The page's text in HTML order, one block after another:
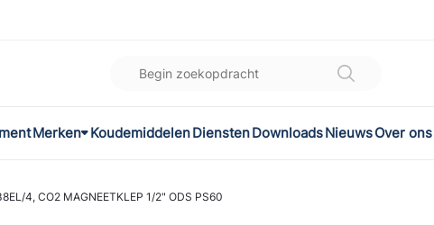
Merken
KoudemiddelenDienstenDownloadsNieuwsOver ons
4, CO2 MAGNEETKLEP 1/2" ODS PS60